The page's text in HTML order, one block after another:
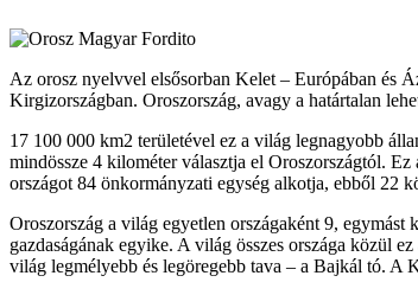
Az orosz nyelvvel elsősorban Kelet – Európában és
Kirgizországban. Oroszország, avagy a határtalan
17 100 000 km2 területével ez a világ legnagyobb
mindössze 4 kilométer választja el Oroszországtól.
országot 84 önkormányzati egység alkotja, ebből 22
Oroszország a világ egyetlen országaként 9,
gazdaságának egyike. A világ összes országa közül
világ legmélyebb és legöregebb tava – a Bajkál tó. A